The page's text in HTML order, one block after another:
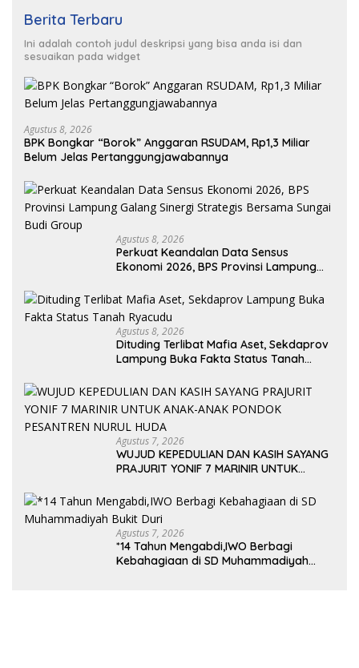
Berita Terbaru
Ini adalah contoh judul deskripsi yang bisa anda isi dan
sesuaikan pada widget
Agustus 8, 2026
BPK Bongkar “Borok” Anggaran RSUDAM, Rp1,3 Miliar
Belum Jelas Pertanggungjawabannya
Agustus 8, 2026
Perkuat Keandalan Data Sensus
Ekonomi 2026, BPS Provinsi Lampung
Sungai Budi Group
Agustus 8, 2026
Dituding Terlibat Mafia Aset, Sekdaprov
Lampung Buka Fakta Status Tanah
Agustus 7, 2026
WUJUD KEPEDULIAN DAN KASIH SAYANG
PRAJURIT YONIF 7 MARINIR UNTUK
NURUL HUDA
Agustus 7, 2026
*14 Tahun Mengabdi,IWO Berbagi
Kebahagiaan di SD Muhammadiyah